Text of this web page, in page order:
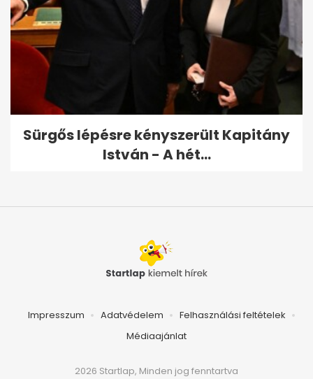
Sürgős lépésre kényszerült Kapitány
István - A hét...
Impresszum Adatvédelem
Felhasználási feltételek
Médiaajánlat
2026 Startlap, Minden jog fenntartva